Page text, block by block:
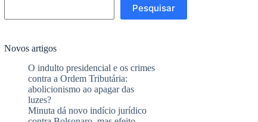
Pesquisar
Novos artigos
O indulto presidencial e os crimes
contra a Ordem Tributária:
abolicionismo ao apagar das
luzes?
Minuta dá novo indício jurídico